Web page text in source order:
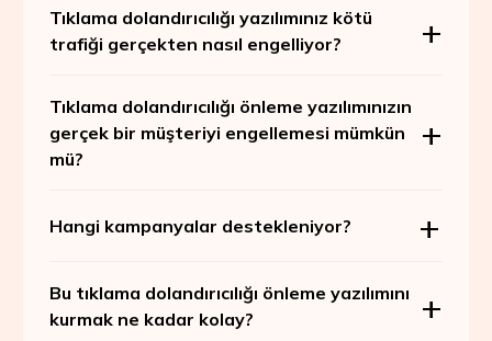
Tıklama dolandırıcılığı yazılımınız kötü
trafiği gerçekten nasıl engelliyor?
Tıklama dolandırıcılığı önleme yazılımınızın
gerçek bir müşteriyi engellemesi mümkün
mü?
Hangi kampanyalar destekleniyor?
Bu tıklama dolandırıcılığı önleme yazılımını
kurmak ne kadar kolay?